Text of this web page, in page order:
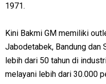
1971.
Kini Bakmi GM memiliki
Jabodetabek, Bandung dan
lebih dari 50 tahun di
melayani lebih dari 30.000